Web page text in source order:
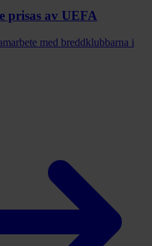
prisas av UEFA
med breddklubbarna i